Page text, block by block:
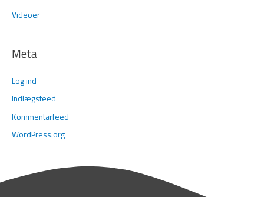
Videoer
Meta
Log ind
Indlægsfeed
Kommentarfeed
WordPress.org